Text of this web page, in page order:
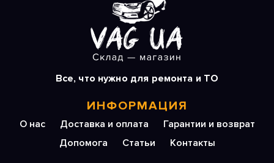
Все, что нужно для ремонта и ТО
ИНФОРМАЦИЯ
О нас Доставка и оплата
Гарантии и возврат
Допомога
Статьи Контакты